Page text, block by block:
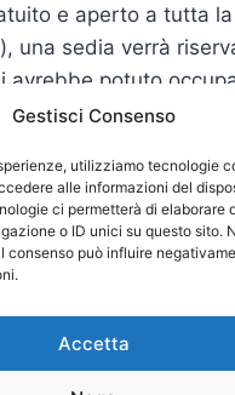
Gestisci Consenso
utilizziamo tecnologie
alle informazioni del
ci permetterà di elaborare
o ID unici su questo sito.
consenso può influire
Accetta
e aperto a tutta la
una sedia verrà
avrebbe potuto